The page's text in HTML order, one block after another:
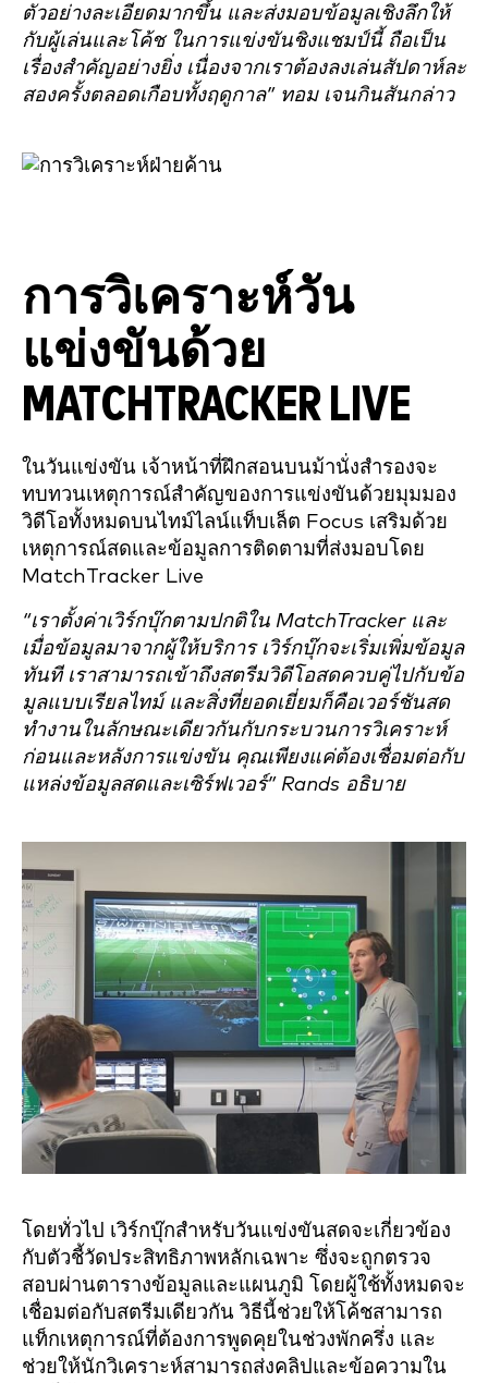
ตัวอย่างละเอียดมากขึ้น และส่งมอบข้อมูลเชิงลึกให้
กับผู้เล่นและโค้ช ในการแข่งขันชิงแชมป์นี้ ถือเป็น
เรื่องสำคัญอย่างยิ่ง เนื่องจากเราต้องลงเล่นสัปดาห์ละ
สองครั้งตลอดเกือบทั้งฤดูกาล” ทอม เจนกินสันกล่าว
การวิเคราะห์วัน
แข่งขันด้วย
MATCHTRACKER LIVE
ในวันแข่งขัน เจ้าหน้าที่ฝึกสอนบนม้านั่งสำรองจะ
ทบทวนเหตุการณ์สำคัญของการแข่งขันด้วยมุมมอง
วิดีโอทั้งหมดบนไทม์ไลน์แท็บเล็ต Focus เสริมด้วย
เหตุการณ์สดและข้อมูลการติดตามที่ส่งมอบโดย
MatchTracker Live
“เราตั้งค่าเวิร์กบุ๊กตามปกติใน MatchTracker และ
เมื่อข้อมูลมาจากผู้ให้บริการ เวิร์กบุ๊กจะเริ่มเพิ่มข้อมูล
ทันที เราสามารถเข้าถึงสตรีมวิดีโอสดควบคู่ไปกับข้อ
มูลแบบเรียลไทม์ และสิ่งที่ยอดเยี่ยมก็คือเวอร์ชันสด
ทำงานในลักษณะเดียวกันกับกระบวนการวิเคราะห์
ก่อนและหลังการแข่งขัน คุณเพียงแค่ต้องเชื่อมต่อกับ
แหล่งข้อมูลสดและเซิร์ฟเวอร์” Rands อธิบาย
โดยทั่วไป เวิร์กบุ๊กสำหรับวันแข่งขันสดจะเกี่ยวข้อง
กับตัวชี้วัดประสิทธิภาพหลักเฉพาะ ซึ่งจะถูกตรวจ
สอบผ่านตารางข้อมูลและแผนภูมิ โดยผู้ใช้ทั้งหมดจะ
เชื่อมต่อกับสตรีมเดียวกัน วิธีนี้ช่วยให้โค้ชสามารถ
แท็กเหตุการณ์ที่ต้องการพูดคุยในช่วงพักครึ่ง และ
ช่วยให้นักวิเคราะห์สามารถส่งคลิปและข้อความใน